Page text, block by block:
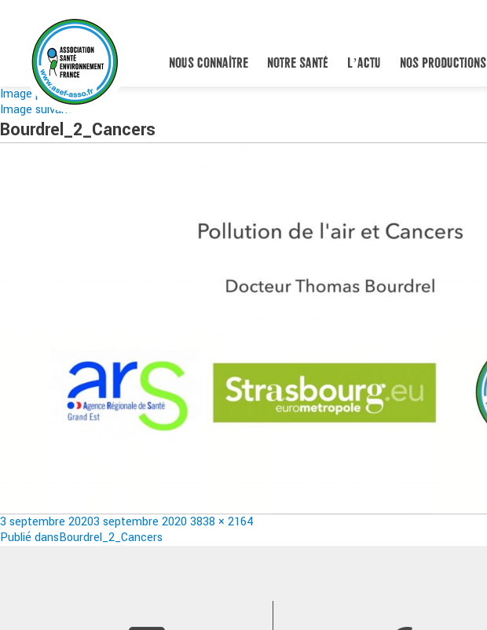
NOUS CONNAÎTRE NOTRE SANTÉ L’ACTU NOS PRODUCTIONS
Image précédente
Image suivante
Bourdrel_2_Cancers
Publié
le
3 septembre 20203 septembre 2020Taille
3838 × 2164
Navigation
Publié dansBourdrel_2_Cancers